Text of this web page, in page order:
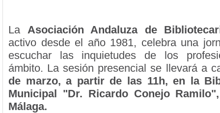
La Asociación Andaluza de
activo desde el año 1981, celebra una
escuchar las inquietudes de los
ámbito. La sesión presencial se llevará a
de marzo, a partir de las 11h, en la
Municipal "Dr. Ricardo Conejo
Málaga.